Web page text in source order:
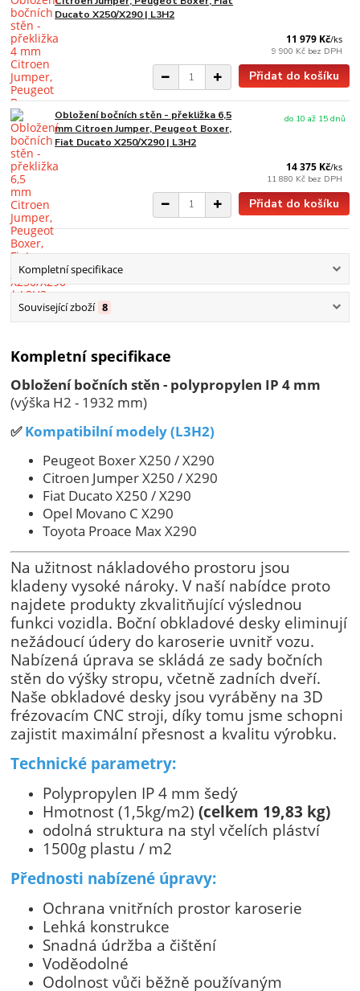
Ducato X250/X290 | L3H2
11 979 Kč/ks
9 900 Kč bez DPH
Přidat do košíku
Obložení bočních stěn - překližka 6,5
mm Citroen Jumper, Peugeot Boxer,
Fiat Ducato X250/X290 | L3H2
14 375 Kč/ks
11 880 Kč bez DPH
do 10 až 15 dnů
Přidat do košíku
Kompletní specifikace
Související zboží 8
Kompletní specifikace
Obložení bočních stěn - polypropylen IP 4 mm
(výška H2 - 1932 mm)
✅Kompatibilní modely (L3H2)
Peugeot Boxer X250 / X290
Citroen Jumper X250 / X290
Fiat Ducato X250 / X290
Opel Movano C X290
Toyota Proace Max X290
Na užitnost nákladového prostoru jsou
kladeny vysoké nároky. V naší nabídce proto
najdete produkty zkvalitňující výslednou
funkci vozidla. Boční obkladové desky eliminují
nežádoucí údery do karoserie uvnitř vozu.
Nabízená úprava se skládá ze sady bočních
stěn do výšky stropu, včetně zadních dveří.
Naše obkladové desky jsou vyráběny na 3D
frézovacím CNC stroji, díky tomu jsme schopni
zajistit maximální přesnost a kvalitu výrobku.
Technické parametry:
Polypropylen IP 4 mm šedý
Hmotnost (1,5kg/m2)(celkem 19,83 kg)
odolná struktura na styl včelích pláství
1500g plastu / m2
Přednosti nabízené úpravy:
Ochrana vnitřních prostor karoserie
Lehká konstrukce
Snadná údržba a čištění
Voděodolné
Odolnost vůči běžně používaným